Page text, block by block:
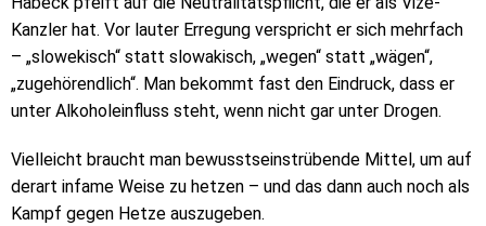
Kanzler hat. Vor lauter Erregung verspricht er sich mehrfach
– „slowekisch“ statt slowakisch, „wegen“ statt „wägen“,
„zugehörendlich“. Man bekommt fast den Eindruck, dass er
unter Alkoholeinfluss steht, wenn nicht gar unter Drogen.
Vielleicht braucht man bewusstseinstrübende Mittel, um auf
derart infame Weise zu hetzen – und das dann auch noch als
Kampf gegen Hetze auszugeben.